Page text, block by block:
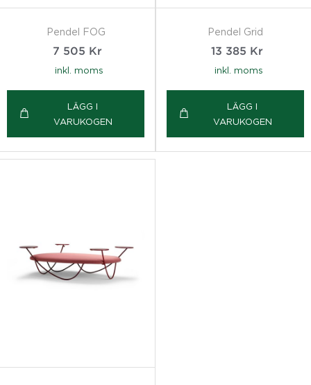
Pendel FOG
7 505 Kr
inkl. moms
LÄGG I
VARUKOGEN
Pendel Grid
13 385 Kr
inkl. moms
LÄGG I
VARUKOGEN